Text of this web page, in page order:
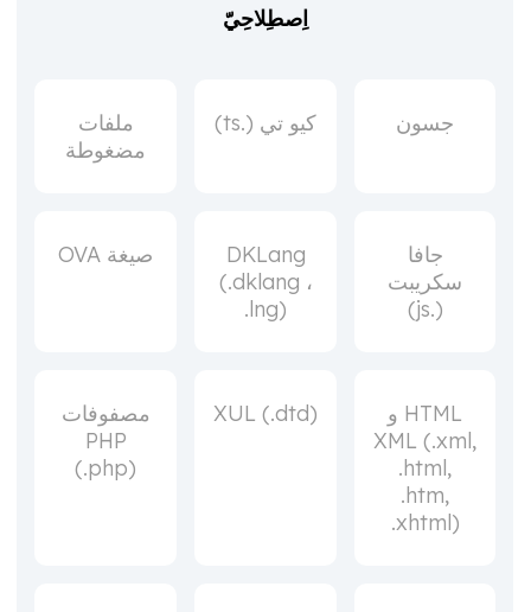
اِصطِلاحِيّ
جسون كيو تي (.ts)
ملفات
مضغوطة
جافا
سكريبت
(.js)
DKLang
(.dklang ،
.lng)
صيغة OVA
HTML و
XML (.xml,
.html,
.htm,
.xhtml)
XUL (.dtd)
مصفوفات
PHP
(.php)